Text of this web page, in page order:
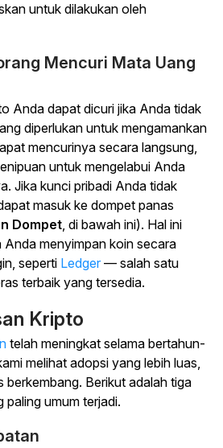
untuk dilakukan oleh
Mencuri Mata Uang
Anda dapat dicuri jika Anda tidak
diperlukan untuk mengamankan
mencurinya secara langsung,
untuk mengelabui Anda
Jika kunci pribadi Anda tidak
masuk ke dompet panas
Dompet, di bawah ini). Hal ini
Anda menyimpan koin secara
seperti Ledger — salah satu
terbaik yang tersedia.
Kripto
telah meningkat selama bertahun-
melihat adopsi yang lebih luas,
berkembang. Berikut adalah tiga
umum terjadi.